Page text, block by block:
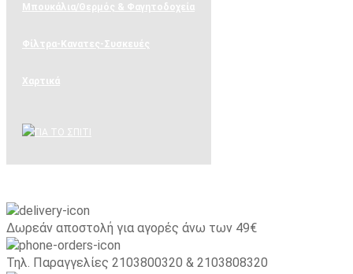
Μπουκάλια/Θερμός & Φαγητοδοχεία
Φίλτρα-Κανατες-Συσκευές
Χαρτικά
Δωρεάν αποστολή για αγορές άνω των 49€
Τηλ. Παραγγελίες 2103800320 & 2103808320